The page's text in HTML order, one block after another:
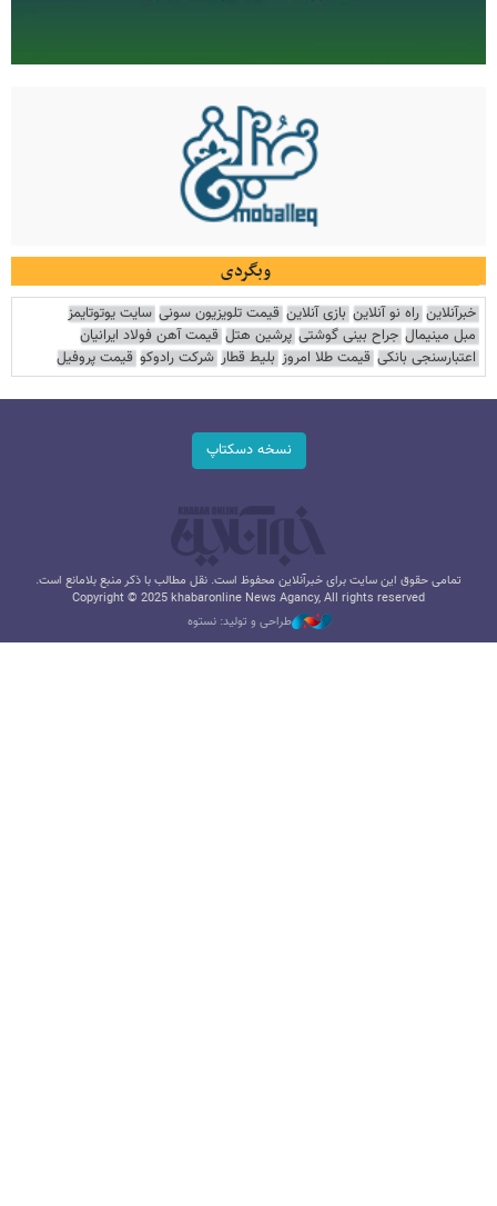
وبگردی
خبرآنلاین راه نو آنلاین بازی آنلاین قیمت تلویزیون سونی سایت یوتوتایمز
مبل مینیمال جراح بینی گوشتی پرشین هتل قیمت آهن فولاد ایرانیان
اعتبارسنجی بانکی قیمت طلا امروز بلیط قطار شرکت رادوکو قیمت پروفیل
نسخه دسکتاپ
تمامی حقوق این سایت برای خبرآنلاین محفوظ است. نقل مطالب با ذکر منبع بلامانع است.
Copyright © 2025 khabaronline News Agancy, All rights reserved
طراحی و تولید: نستوه